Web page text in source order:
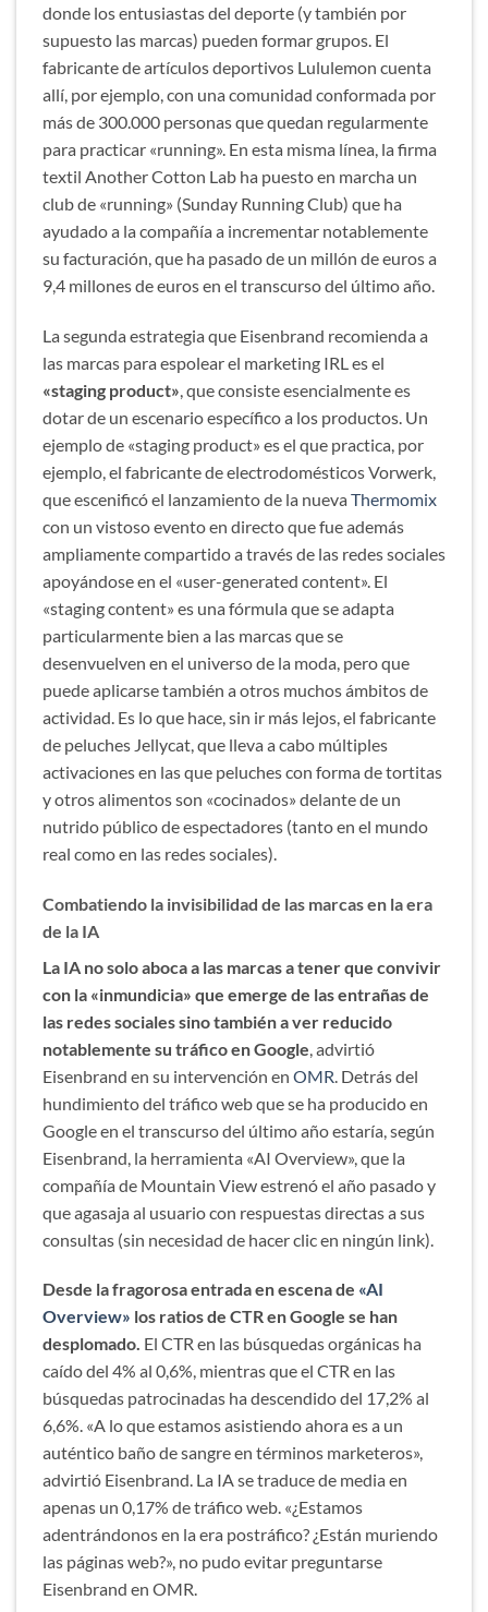
donde los entusiastas del deporte (y también por
supuesto las marcas) pueden formar grupos. El
fabricante de artículos deportivos Lululemon cuenta
allí, por ejemplo, con una comunidad conformada por
más de 300.000 personas que quedan regularmente
para practicar «running». En esta misma línea, la firma
textil Another Cotton Lab ha puesto en marcha un
club de «running» (Sunday Running Club) que ha
ayudado a la compañía a incrementar notablemente
su facturación, que ha pasado de un millón de euros a
9,4 millones de euros en el transcurso del último año.
La segunda estrategia que Eisenbrand recomienda a
las marcas para espolear el marketing IRL es el
«staging product» , que consiste esencialmente es
dotar de un escenario específico a los productos. Un
ejemplo de «staging product» es el que practica, por
ejemplo, el fabricante de electrodomésticos Vorwerk,
que escenificó el lanzamiento de la nueva Thermomix
con un vistoso evento en directo que fue además
ampliamente compartido a través de las redes sociales
apoyándose en el «user-generated content». El
«staging content» es una fórmula que se adapta
particularmente bien a las marcas que se
desenvuelven en el universo de la moda, pero que
puede aplicarse también a otros muchos ámbitos de
actividad. Es lo que hace, sin ir más lejos, el fabricante
de peluches Jellycat, que lleva a cabo múltiples
activaciones en las que peluches con forma de tortitas
y otros alimentos son «cocinados» delante de un
nutrido público de espectadores (tanto en el mundo
real como en las redes sociales).
Combatiendo la invisibilidad de las marcas en la era
de la IA
La IA no solo aboca a las marcas a tener que convivir
con la «inmundicia» que emerge de las entrañas de
las redes sociales sino también a ver reducido
notablemente su tráfico en Google , advirtió
Eisenbrand en su intervención en OMR . Detrás del
hundimiento del tráfico web que se ha producido en
Google en el transcurso del último año estaría, según
Eisenbrand, la herramienta «AI Overview», que la
compañía de Mountain View estrenó el año pasado y
que agasaja al usuario con respuestas directas a sus
consultas (sin necesidad de hacer clic en ningún link).
Desde la fragorosa entrada en escena de «AI
Overview» los ratios de CTR en Google se han
desplomado. El CTR en las búsquedas orgánicas ha
caído del 4% al 0,6%, mientras que el CTR en las
búsquedas patrocinadas ha descendido del 17,2% al
6,6%. «A lo que estamos asistiendo ahora es a un
auténtico baño de sangre en términos marketeros»,
advirtió Eisenbrand. La IA se traduce de media en
apenas un 0,17% de tráfico web. «¿Estamos
adentrándonos en la era postráfico? ¿Están muriendo
las páginas web?», no pudo evitar preguntarse
Eisenbrand en OMR.